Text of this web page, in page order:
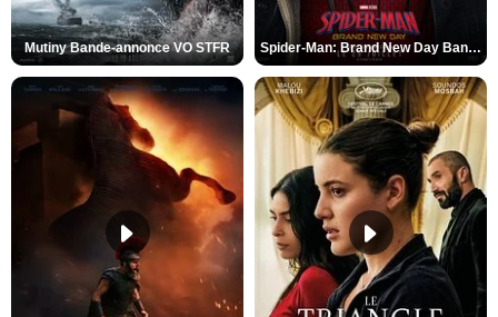
Mutiny Bande-annonce VO STFR Spider-Man: Brand New Day Bande-annonce VO STFR